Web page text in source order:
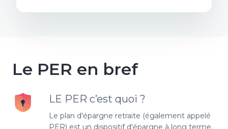
Le PER en bref
LE PER c’est quoi ?
Le plan d'épargne retraite (également appelé
PER) est un dispositif d'épargne à long terme.